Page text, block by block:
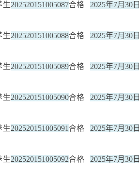
生202520151005087合格 2025年7月30日
生202520151005088合格 2025年7月30日
生202520151005089合格 2025年7月30日
生202520151005090合格 2025年7月30日
生202520151005091 合格 2025年7月30日
生202520151005092合格 2025年7月30日